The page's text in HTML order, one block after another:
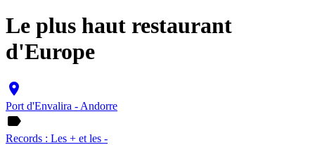
Le plus haut restaurant
d'Europe
place
Port d'Envalira - Andorre
label
Records : Les + et les -